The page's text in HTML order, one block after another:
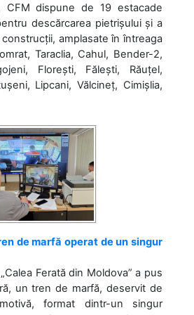
CFM dispune de 19 estacade
descărcarea pietrișului și a
amplasate în întreaga
Taraclia, Cahul, Bender-2,
Florești, Fălești, Răuțel,
Lipcani, Vălcineț, Cimișlia,
de marfă operat de un singur
Ferată din Moldova” a pus
un tren de marfă, deservit de
format dintr-un singur